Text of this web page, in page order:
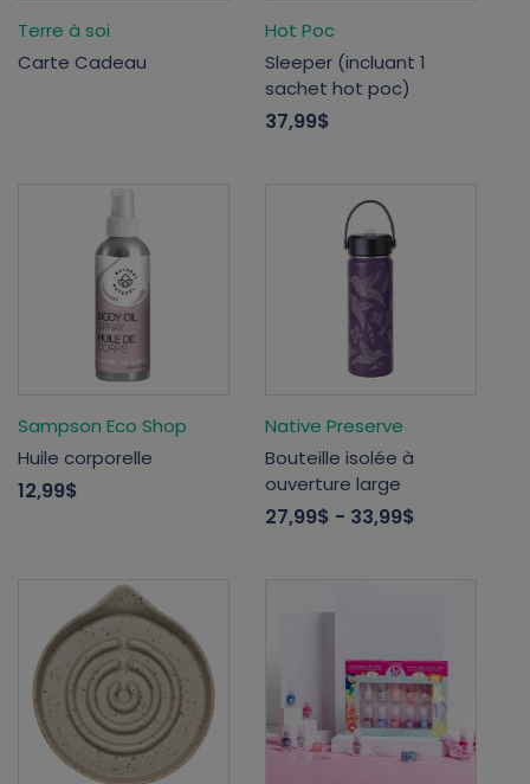
Terre à soi
Carte Cadeau
Hot Poc
Sleeper (incluant 1
sachet hot poc)
37,99$
Sampson Eco Shop
Huile corporelle
12,99$
Native Preserve
Bouteille isolée à
ouverture large
27,99$ - 33,99$